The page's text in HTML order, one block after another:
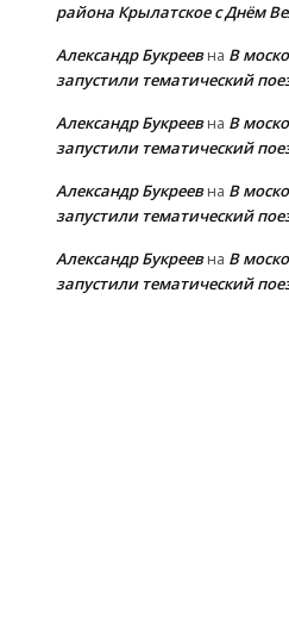
района Крылатское с Днём
Александр Букреевна В
запустили тематический
Александр Букреевна В
запустили тематический
Александр Букреевна В
запустили тематический
Александр Букреевна В
запустили тематический